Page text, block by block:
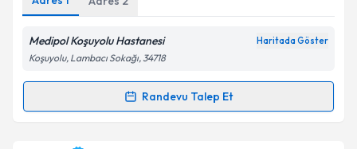
Kişisel verilerimin işlenmesine ilişkin
Metni'ni okudum ve kişisel verilerimin belirtilen
kapsamda işlenmesini kabul ediyorum.
Takvim Talebini Gönder
Medipol Koşuyolu Hastanesi Haritada Göster
Koşuyolu, Lambacı Sokağı, 34718
Randevu Talep Et
Randevu Takvimi Talebi